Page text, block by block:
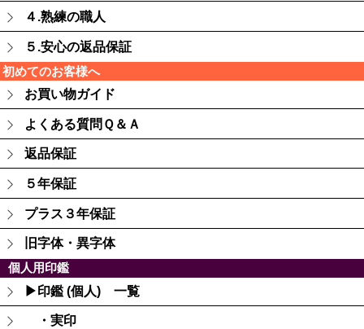
４.熟練の職人
５.安心の返品保証
初めてのお客様へ
お買い物ガイド
よくある質問Ｑ＆Ａ
返品保証
５年保証
プラス３年保証
旧字体・異字体
個人用印鑑
▶印鑑 (個人) 一覧
・実印